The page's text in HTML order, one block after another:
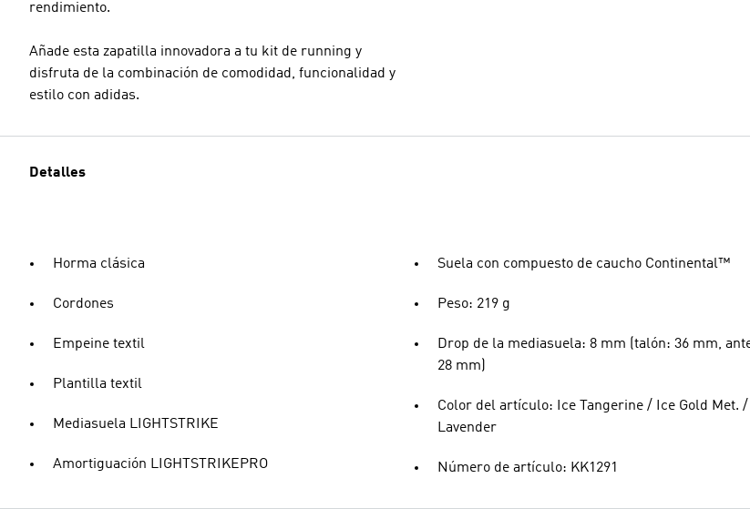
rendimiento.
Añade esta zapatilla innovadora a tu kit de running y
disfruta de la combinación de comodidad, funcionalidad y
estilo con adidas.
Detalles
Horma clásica
Cordones
Empeine textil
Plantilla textil
Mediasuela LIGHTSTRIKE
Amortiguación LIGHTSTRIKEPRO
Suela con compuesto de caucho Continental™
Peso: 219 g
Drop de la mediasuela: 8 mm (talón: 36 mm,
28 mm)
Color del artículo: Ice Tangerine / Ice Gold Met.
Lavender
Número de artículo: KK1291